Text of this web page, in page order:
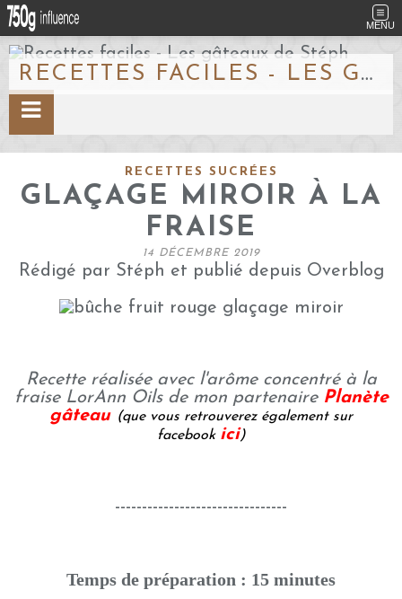
MENU
RECETTES FACILES - LES GÂTEAUX DE STÉPH
RECETTES SUCRÉES
GLAÇAGE MIROIR À LA
FRAISE
14 DÉCEMBRE 2019
Rédigé par Stéph et publié depuis Overblog
Recette réalisée avec l'arôme concentré à la
fraise LorAnn Oils de mon partenaire Planète
gâteau (que vous retrouverez également sur
facebook ici)
--------------------------------
Temps de préparation : 15 minutes